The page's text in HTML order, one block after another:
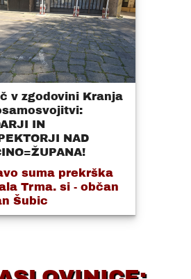
v zgodovini Kranja
IN
NAD
suma prekrška
Trma. si - občan
Šubic